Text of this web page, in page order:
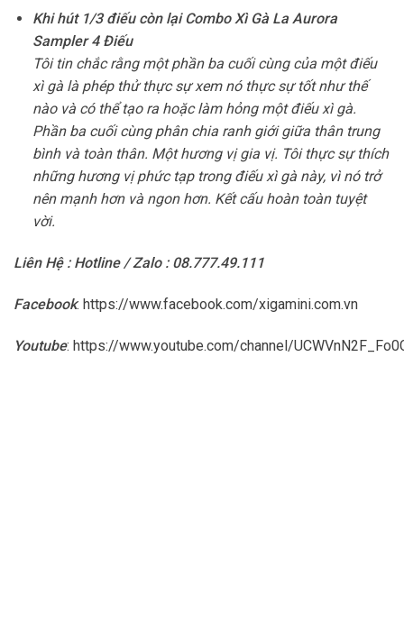
Khi hút 1/3 điếu còn lại Combo Xì Gà La Aurora
Sampler 4 Điếu
Tôi tin chắc rằng một phần ba cuối cùng của một điếu
xì gà là phép thử thực sự xem nó thực sự tốt như thế
nào và có thể tạo ra hoặc làm hỏng một điếu xì gà.
Phần ba cuối cùng phân chia ranh giới giữa thân trung
bình và toàn thân. Một hương vị gia vị. Tôi thực sự thích
những hương vị phức tạp trong điếu xì gà này, vì nó trở
nên mạnh hơn và ngon hơn. Kết cấu hoàn toàn tuyệt
vời.
Liên Hệ : Hotline / Zalo : 08.777.49.111
Facebook: https://www.facebook.com/xigamini.com.vn
Youtube: https://www.youtube.com/channel/